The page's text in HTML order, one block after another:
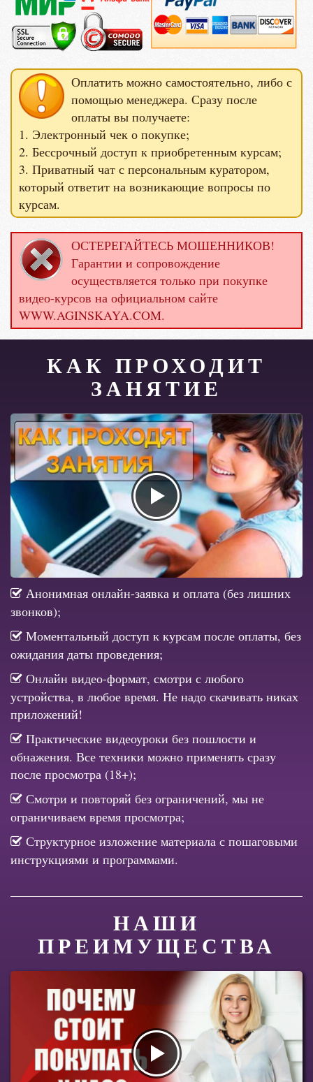
Оплатить можно самостоятельно, либо с
помощью менеджера. Сразу после
оплаты вы получаете:
1. Электронный чек о покупке;
2. Бессрочный доступ к приобретенным курсам;
3. Приватный чат с персональным куратором,
который ответит на возникающие вопросы по
курсам.
ОСТЕРЕГАЙТЕСЬ МОШЕННИКОВ!
Гарантии и сопровождение
осуществляется только при покупке
видео-курсов на официальном сайте
WWW.AGINSKAYA.COM.
КАК ПРОХОДИТ
ЗАНЯТИЕ
Анонимная онлайн-заявка и оплата (без лишних
звонков);
Моментальный доступ к курсам после оплаты, без
ожидания даты проведения;
Онлайн видео-формат, смотри с любого
устройства, в любое время. Не надо скачивать никах
приложений!
Практические видеоуроки без пошлости и
обнажения. Все техники можно применять сразу
после просмотра (18+);
Смотри и повторяй без ограничений, мы не
ограничиваем время просмотра;
Структурное изложение материала с пошаговыми
инструкциями и программами.
НАШИ
ПРЕИМУЩЕСТВА